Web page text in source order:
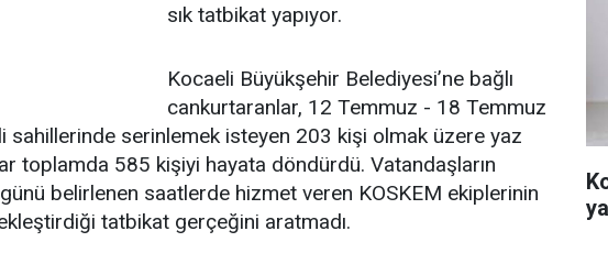
sık tatbikat yapıyor.
Kocaeli Büyükşehir Belediyesi’ne bağlı
cankurtaranlar, 12 Temmuz - 18 Temmuz
sahillerinde serinlemek isteyen 203 kişi olmak üzere yaz
toplamda 585 kişiyi hayata döndürdü. Vatandaşların
belirlenen saatlerde hizmet veren KOSKEM ekiplerinin
tatbikat gerçeğini aratmadı.